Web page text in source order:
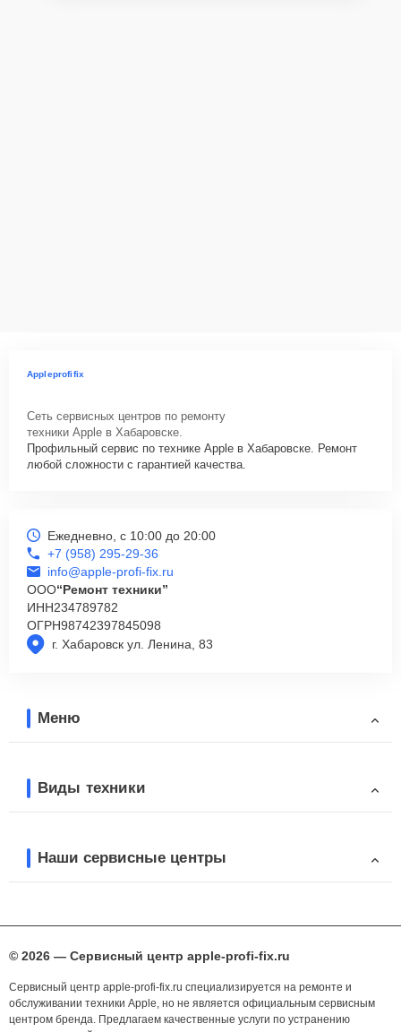
Appleprofifix
Сеть сервисных центров по ремонту
техники Apple в Хабаровске.
Профильный сервис по технике Apple в Хабаровске. Ремонт
любой сложности с гарантией качества.
г. Хабаровск ул. Ленина, 83
Ежедневно, с 10:00 до 20:00
+7 (958) 295-29-36
info@apple-profi-fix.ru
ООО“Ремонт техники”
ИНН234789782
ОГРН98742397845098
Меню
Виды техники
Наши сервисные центры
© 2026 — Сервисный центр apple-profi-fix.ru
Сервисный центр apple-profi-fix.ru специализируется на ремонте и
обслуживании техники Apple, но не является официальным сервисным
центром бренда. Предлагаем качественные услуги по устранению